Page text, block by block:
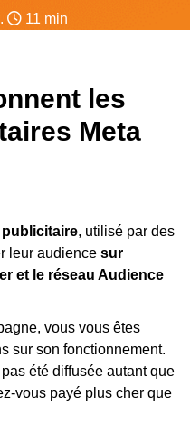
.
11 min
les
Meta
publicitaire, utilisé par des
leur audience sur
et le réseau Audience
vous vous êtes
sur son fonctionnement.
été diffusée autant que
vous payé plus cher que